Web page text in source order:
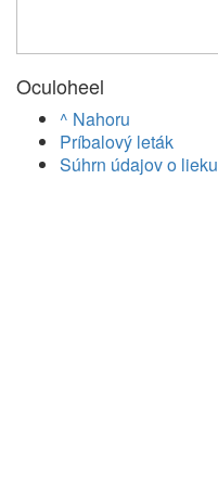
Oculoheel
^ Nahoru
Príbalový leták
Súhrn údajov o lieku